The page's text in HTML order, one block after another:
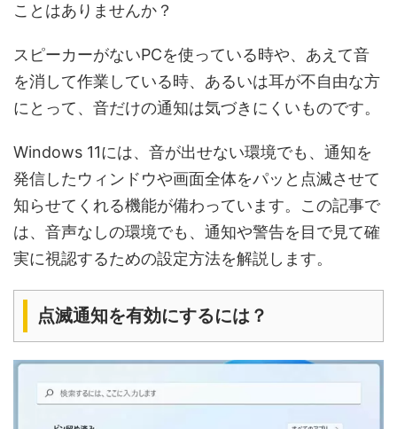
ことはありませんか？
スピーカーがないPCを使っている時や、あえて音
を消して作業している時、あるいは耳が不自由な方
にとって、音だけの通知は気づきにくいものです。
Windows 11には、音が出せない環境でも、通知を
発信したウィンドウや画面全体をパッと点滅させて
知らせてくれる機能が備わっています。この記事で
は、音声なしの環境でも、通知や警告を目で見て確
実に視認するための設定方法を解説します。
点滅通知を有効にするには？